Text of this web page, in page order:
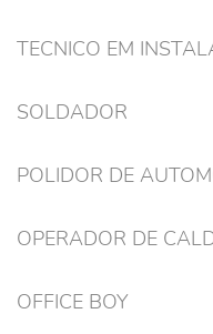
TECNICO EM
SOLDADOR
POLIDOR DE
OPERADOR DE
OFFICE BOY